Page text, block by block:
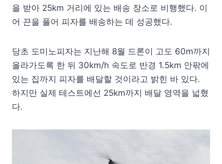
을 받아 25km 거리에 있는 배송 장소로 비행했다. 이
어 끈을 풀어 피자를 배송하는 데 성공했다.
당초 도미노피자는 지난해 8월 드론이 고도 60m까지
올라가도록 한 뒤 30km/h 속도로 반경 1.5km 안팎에
있는 집까지 피자를 배달할 것이라고 밝힌 바 있다.
하지만 실제 테스트에선 25km까지 배달 영역을 넓혔
다.